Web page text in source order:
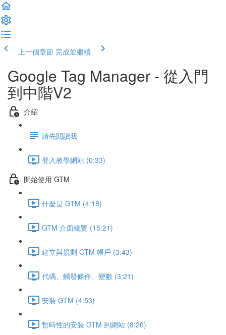
上一個章節 完成並繼續
Google Tag Manager - 從入門
到中階V2
介紹
請先閱讀我
登入教學網站 (0:33)
開始使用 GTM
什麼是 GTM (4:18)
GTM 介面總覽 (15:21)
建立與規劃 GTM 帳戶 (3:43)
代碼、觸發條件、變數 (3:21)
安裝 GTM (4:53)
暫時性的安裝 GTM 到網站 (8:20)